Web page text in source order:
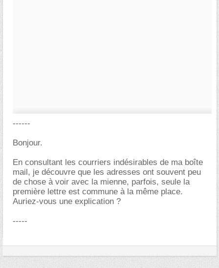
------
Bonjour.
En consultant les courriers indésirables de ma boîte
mail, je découvre que les adresses ont souvent peu
de chose à voir avec la mienne, parfois, seule la
première lettre est commune à la même place.
Auriez-vous une explication ?
-----